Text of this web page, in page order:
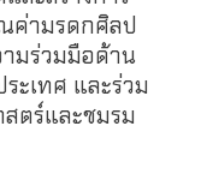
ค่ามรดกศิลป
มร่วมมือด้าน
ะเทศ และร่วม
ตร์และชมรม